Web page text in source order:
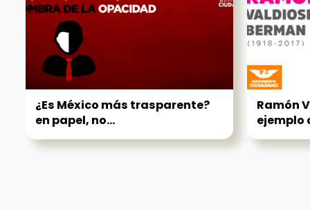
¿Es México más trasparente?
en papel, no...
Ramón
ejemplo